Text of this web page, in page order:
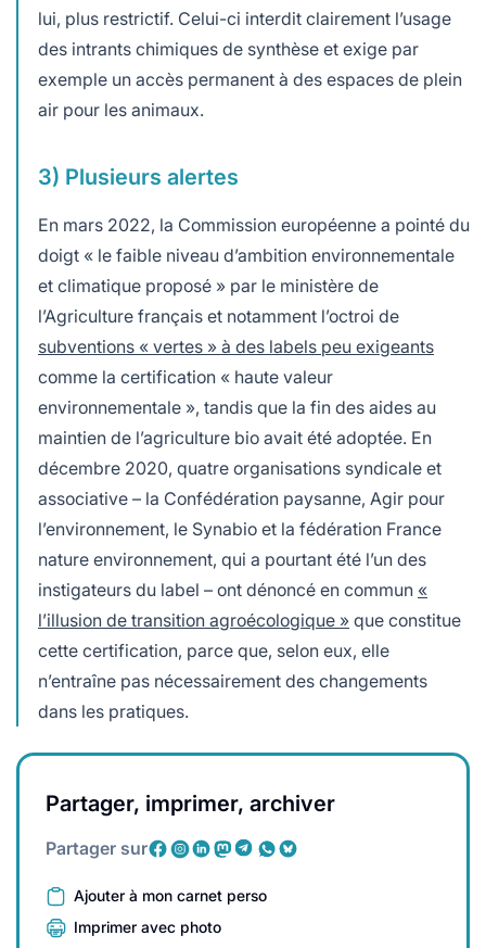
lui, plus restrictif. Celui-ci interdit clairement l’usage
des intrants chimiques de synthèse et exige par
exemple un accès permanent à des espaces de plein
air pour les animaux.
3) Plusieurs alertes
En mars 2022, la Commission européenne a pointé du
doigt « le faible niveau d’ambition environnementale
et climatique proposé » par le ministère de
l’Agriculture français et notamment l’octroi de
subventions « vertes » à des labels peu exigeants
comme la certification « haute valeur
environnementale », tandis que la fin des aides au
maintien de l’agriculture bio avait été adoptée. En
décembre 2020, quatre organisations syndicale et
associative – la Confédération paysanne, Agir pour
l’environnement, le Synabio et la fédération France
nature environnement, qui a pourtant été l’un des
instigateurs du label – ont dénoncé en commun «
l’illusion de transition agroécologique » que constitue
cette certification, parce que, selon eux, elle
n’entraîne pas nécessairement des changements
dans les pratiques.
Partager, imprimer, archiver
Partager sur
Ajouter à mon carnet perso
Imprimer avec photo